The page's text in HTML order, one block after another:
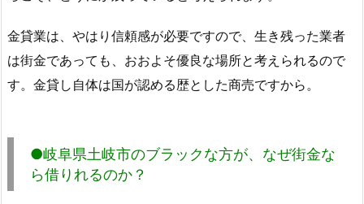
金貸業は、やはり信頼感が必要ですので、生き残った業者
は街金であっても、おおよそ優良な場所と考えられるので
す。金貸し自体は国が認める歴とした商売ですから。
●岐阜県土岐市のブラックな方が、なぜ街金な
ら借りれるのか？